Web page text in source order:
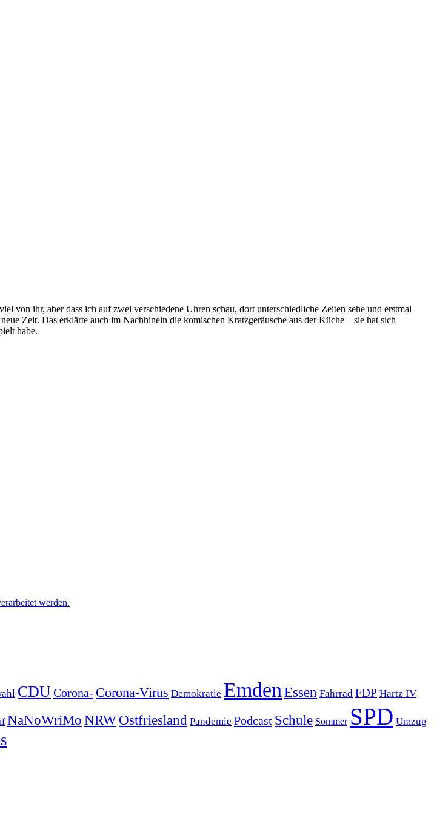
von ihr, aber dass ich auf zwei verschiedene Uhren schau, dort unterschiedliche Zeiten sehe und erstmal
Zeit. Das erklärte auch im Nachhinein die komischen Kratzgeräusche aus der Küche – sie hat sich
habe.
werden.
CDUCorona- Corona-Virus Demokratie Emden Essen Fahrrad FDP Hartz IV
NaNoWriMo NRWOstfriesland Pandemie Podcast Schule Sommer SPD Umzug